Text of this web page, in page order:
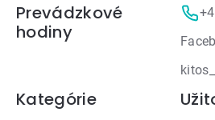
Prevádzkové
hodiny
Kategórie